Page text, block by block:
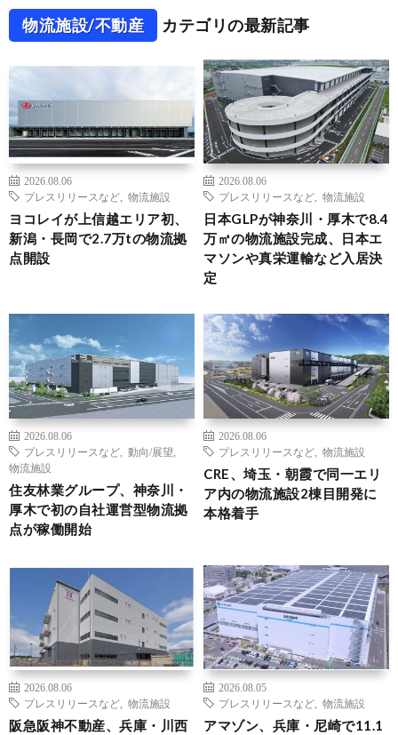
物流施設/不動産 カテゴリの最新記事
2026.08.06
プレスリリースなど
物流施設
ヨコレイが上信越エリア初、
新潟・長岡で2.7万tの物流拠
点開設
2026.08.06
プレスリリースなど
物流施設
日本GLPが神奈川・厚木で8.4
万㎡の物流施設完成、日本エ
マソンや真栄運輸など入居決
定
2026.08.06
プレスリリースなど
動向/展望
物流施設
住友林業グループ、神奈川・
厚木で初の自社運営型物流拠
点が稼働開始
2026.08.06
プレスリリースなど
物流施設
CRE、埼玉・朝霞で同一エリ
ア内の物流施設2棟目開発に
本格着手
2026.08.06
プレスリリースなど
物流施設
阪急阪神不動産、兵庫・川西
2026.08.05
プレスリリースなど
物流施設
アマゾン、兵庫・尼崎で11.1